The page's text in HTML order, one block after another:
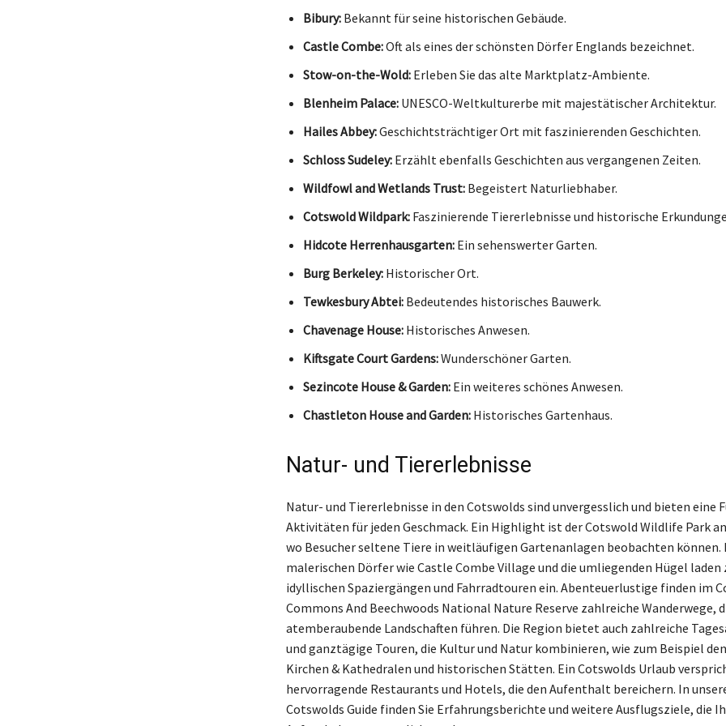
Bibury:Bekannt für seine historischen Gebäude.
Castle Combe:Oft als eines der schönsten Dörfer Englands bezeichnet.
Stow-on-the-Wold:Erleben Sie das alte Marktplatz-Ambiente.
Blenheim Palace:UNESCO-Weltkulturerbe mit majestätischer Architektur.
Hailes Abbey:Geschichtsträchtiger Ort mit faszinierenden Geschichten.
Schloss Sudeley:Erzählt ebenfalls Geschichten aus vergangenen Zeiten.
Wildfowl and Wetlands Trust:Begeistert Naturliebhaber.
Cotswold Wildpark:Faszinierende Tiererlebnisse und historische
Hidcote Herrenhausgarten:Ein sehenswerter Garten.
Burg Berkeley:Historischer Ort.
Tewkesbury Abtei:Bedeutendes historisches Bauwerk.
Chavenage House:Historisches Anwesen.
Kiftsgate Court Gardens:Wunderschöner Garten.
Sezincote House & Garden:Ein weiteres schönes Anwesen.
Chastleton House and Garden:Historisches Gartenhaus.
Natur- und Tiererlebnisse
Natur- und Tiererlebnisse in den Cotswolds sind unvergesslich und bieten eine
Aktivitäten für jeden Geschmack. Ein Highlight ist der Cotswold Wildlife Park
wo Besucher seltene Tiere in weitläufigen Gartenanlagen beobachten können.
malerischen Dörfer wie Castle Combe Village und die umliegenden Hügel laden
idyllischen Spaziergängen und Fahrradtouren ein. Abenteuerlustige finden im
Commons And Beechwoods National Nature Reserve zahlreiche Wanderwege,
atemberaubende Landschaften führen. Die Region bietet auch zahlreiche
und ganztägige Touren, die Kultur und Natur kombinieren, wie zum Beispiel
Kirchen & Kathedralen und historischen Stätten. Ein Cotswolds Urlaub
hervorragende Restaurants und Hotels, die den Aufenthalt bereichern. In
Cotswolds Guide finden Sie Erfahrungsberichte und weitere Ausflugsziele, die